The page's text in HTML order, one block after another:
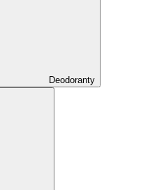
Deodoranty